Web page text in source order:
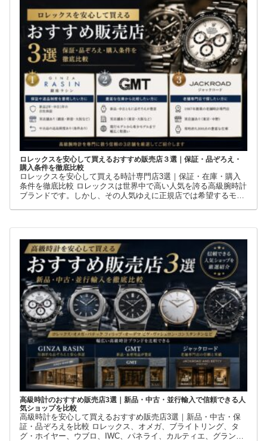
ロレックスを安心して買えるおすすめ販売店３選｜保証・品ぞろえ・
購入条件を徹底比較
ロレックスを安心して買える時計専門店3選｜保証・在庫・購入
条件を徹底比較 ロレックスは世界中で高い人気を誇る高級腕時計
ブランドです。しかし、その人気ゆえに正規店では希望するモデ
高級時計のおすすめ販売店3選｜新品・中古・並行輸入で信頼できる人
気ショップを比較
高級時計を安心して買えるおすすめ販売店3選｜新品・中古・保
証・品ぞろえを比較 ロレックス、オメガ、ブライトリング、タ
グ・ホイヤー、ウブロ、IWC、パネライ、カルティエ、グランド